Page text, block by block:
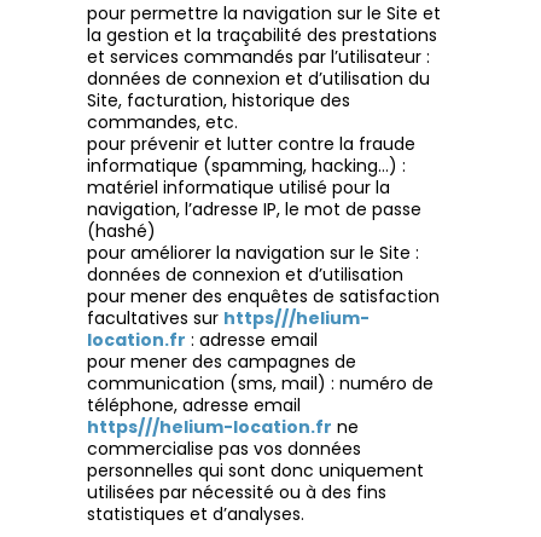
pour permettre la navigation sur le Site et
la gestion et la traçabilité des prestations
et services commandés par l’utilisateur :
données de connexion et d’utilisation du
Site, facturation, historique des
commandes, etc.
pour prévenir et lutter contre la fraude
informatique (spamming, hacking…) :
matériel informatique utilisé pour la
navigation, l’adresse IP, le mot de passe
(hashé)
pour améliorer la navigation sur le Site :
données de connexion et d’utilisation
pour mener des enquêtes de satisfaction
facultatives sur https///helium-
location.fr : adresse email
pour mener des campagnes de
communication (sms, mail) : numéro de
téléphone, adresse email
https///helium-location.fr ne
commercialise pas vos données
personnelles qui sont donc uniquement
utilisées par nécessité ou à des fins
statistiques et d’analyses.